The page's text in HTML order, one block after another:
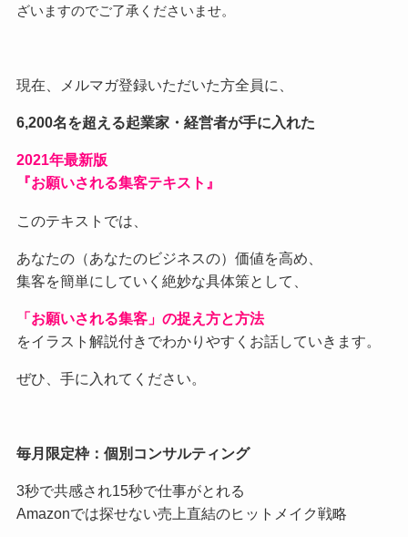
ざいますのでご了承くださいませ。
現在、メルマガ登録いただいた方全員に、
6,200名を超える起業家・経営者が手に入れた
2021年最新版
『お願いされる集客テキスト』
このテキストでは、
あなたの（あなたのビジネスの）価値を高め、
集客を簡単にしていく絶妙な具体策として、
「お願いされる集客」の捉え方と方法
をイラスト解説付きでわかりやすくお話していきます。
ぜひ、手に入れてください。
毎月限定枠：個別コンサルティング
3秒で共感され15秒で仕事がとれる
Amazonでは探せない売上直結のヒットメイク戦略